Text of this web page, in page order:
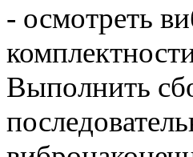
- осмотреть
Выполнить